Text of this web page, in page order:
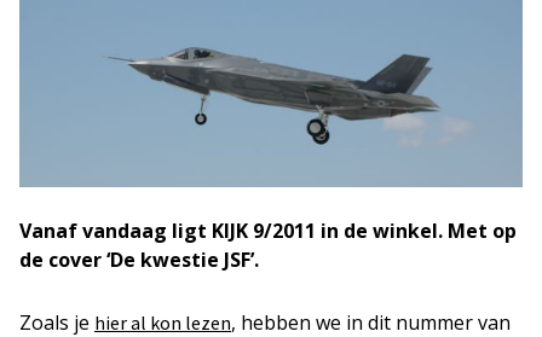
Vanaf vandaag ligt KIJK 9/2011 in de winkel. Met op
de cover ‘De kwestie JSF’.
Zoals je hier al kon lezen, hebben we in dit nummer van